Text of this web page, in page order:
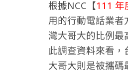
根據NCC【111 年
用的行動電話業者
灣大哥大的比例最
此調查資料來看
大哥大則是被攜碼